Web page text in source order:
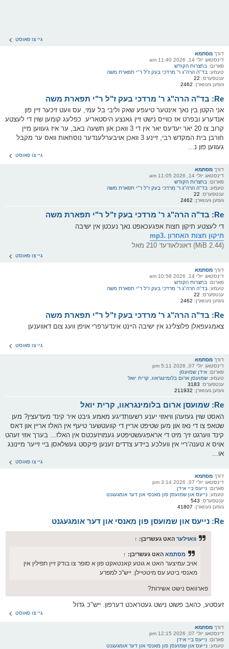
גיי צו פאוסט
דורך מסתמא
דינסטאג יולי 14, 2026 11:40 am
פארום: בחצרות הקודש
טעמע: בד"ה הרה"ג ר' מרדכי בעק ז"ל ר"י תפארת משה
ענטפערס: 22
געזען געווארן: 2462
Re: בד"ה הרה"ג ר' מרדכי בעק ז"ל ר"י תפארת משה
אני הקטן בין נאך אינטער טיעפע שאק וליבי בל עמי, עס וועט זיכער זיין פון
אנדערע ובפרט אז כווייס נישט זיין גאנצע היסטאריע. כפלעג קומען שוין די לעצטע
קרוב צו 20 יאר יעדעס יאר אין די 3 וואכן און תשעה באב, ער איז געווען מיין
חורבן בית המקדש רבי, זיינע 3 וואכן אויבערלענדער נוסחאות וואס ער מקבל
געווען פון נ...
גיי צו פאוסט
דורך מסתמא
דינסטאג יולי 14, 2026 11:05 am
פארום: בחצרות הקודש
טעמע: בד"ה הרה"ג ר' מרדכי בעק ז"ל ר"י תפארת משה
ענטפערס: 22
געזען געווארן: 2462
Re: בד"ה הרה"ג ר' מרדכי בעק ז"ל ר"י תפארת משה
די לעצטע תיקון חצות אפגעכאפט נאך נעכטן אין ישיבה
תיקון חצות האחרון .mp3
(2.44 MiB) דאונלאודעד 210 מאל
גיי צו פאוסט
דורך מסתמא
דינסטאג יולי 14, 2026 10:58 am
פארום: בחצרות הקודש
טעמע: בד"ה הרה"ג ר' מרדכי בעק ז"ל ר"י תפארת משה
ענטפערס: 22
געזען געווארן: 2462
Re: בד"ה הרה"ג ר' מרדכי בעק ז"ל ר"י תפארת משה
צאמגעפאלן פלוצלינג אין ישיבה היינט אינדערפרי אויפן וועג צום דאווענען
גיי צו פאוסט
דורך מסתמא
דינסטאג יולי 07, 2026 5:11 pm
פארום: אידן שמועסן
טעמע: שמועסן ארום בלומינגראוו, קרית יואל
ענטפערס: 3183
געזען געווארן: 211932
Re: שמועסן ארום בלומינגראוו, קרית יואל
האסט שוין געזעהן וויאזוי יענע רשעותדיגע מאמע גיבט איר קינד מעדעצין? מען
שטאפ צו די נאז און מען שטיפט אריין די קוועטשער טיעף אין האלז אריין און דאס
קינד ווערגט זיך מיט די אראפגעשטיפטע געמויזעכטס אין האלז... בערך אזוי זעהט
אויס א טענה‘ריי אין וועלכע ביידע צדדים זענען פיקסט געשלאסן ביי זייער מיינונג
או...
גיי צו פאוסט
דורך מסתמא
דינסטאג יולי 07, 2026 3:14 pm
פארום: נייעס ביי אידן
טעמע: נייעס און שמועסן פון מאנסי און דער אומגעגנט
ענטפערס: 543
געזען געווארן: 41807
Re: נייעס און שמועסן פון מאנסי און דער אומגעגנט
וואוילער האט געשריבן: ↑
מסתמא האט געשריבן: ↑
אויב עמיצער האט א גוטע קאנטאקט פון א סופר צו בודק זיין תפילין אין
מאנסי ביטע עס מיטטיילן. ייש”כ למפרע
פארוואס נישט אשירות?
זעסטע, כהאב פשוט נישט געטראכט דערפון. ייש"כ גדול
גיי צו פאוסט
דורך מסתמא
דינסטאג יולי 07, 2026 12:15 pm
פארום: נייעס ביי אידן
טעמע: נייעס און שמועסן פון מאנסי און דער אומגעגנט